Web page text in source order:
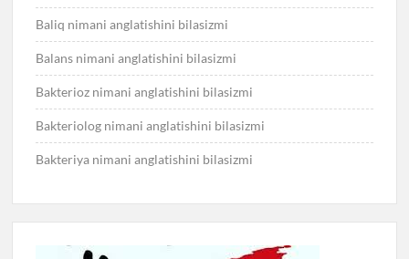
Baliq nimani anglatishini bilasizmi
Balans nimani anglatishini bilasizmi
Bakterioz nimani anglatishini bilasizmi
Bakteriolog nimani anglatishini bilasizmi
Bakteriya nimani anglatishini bilasizmi